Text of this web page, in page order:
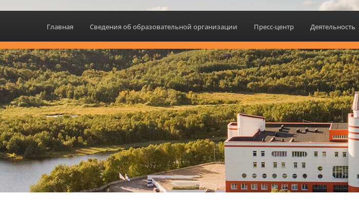
Главная Сведения об образовательной организации Пресс-центр Деятельность